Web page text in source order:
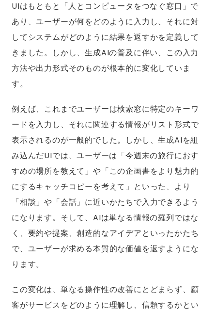
UIはもともと「人とコンピュータをつなぐ窓口」で
あり、ユーザーが何をどのように入力し、それに対
してシステムがどのように結果を返すかを定義して
きました。しかし、生成AIの普及に伴い、この入力
方法や出力形式そのものが根本的に変化していま
す。
例えば、これまでユーザーは検索窓に特定のキーワ
ードを入力し、それに関連する情報がリスト形式で
表示されるのが一般的でした。しかし、生成AIを組
み込んだUIでは、ユーザーは「今週末の旅行におす
すめの場所を教えて」や「この企画書をより魅力的
にするキャッチコピーを考えて」といった、より
「相談」や「会話」に近いかたちで入力できるよう
になります。そして、AIは単なる情報の羅列ではな
く、要約や提案、創造的なアイデアといったかたち
で、ユーザーが求める本質的な価値を返すようにな
ります。
この変化は、単なる操作性の改善にとどまらず、顧
客がサービスをどのように理解し、信頼するかとい